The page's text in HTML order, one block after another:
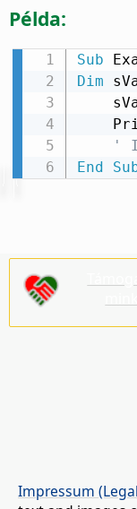
Példa:
Sub
Dim
'
End
Impressum